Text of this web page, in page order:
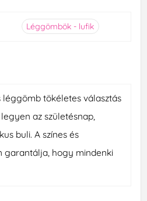
Léggömbök - lufik
tökéletes választás
az születésnap,
buli. A színes és
hogy mindenki